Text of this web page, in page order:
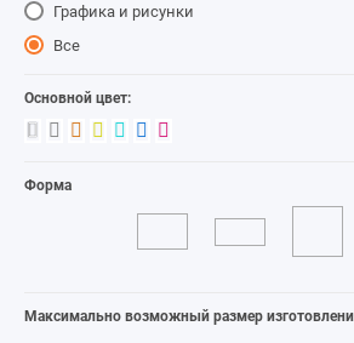
Графика и рисунки
Все
Основной цвет:
Форма
Максимально возможный размер